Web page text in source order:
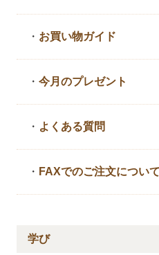
・ お買い物ガイド
・今月のプレゼント
・ よくある質問
・ FAXでのご注文について
学び